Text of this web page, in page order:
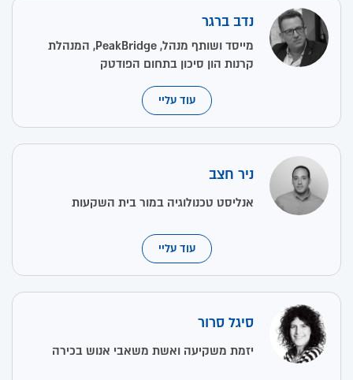
נדב ברגר
מייסד ושותף מנהל, PeakBridge, המנהלת
קרנות הון סיכון בתחום הפודטק
עוד עליי
ניר חצב
אנליסט טכנולוגיה במור בית השקעות
עוד עליי
סיגל סרור
יזמת משקיעה ואשת משאבי אנוש בכירה